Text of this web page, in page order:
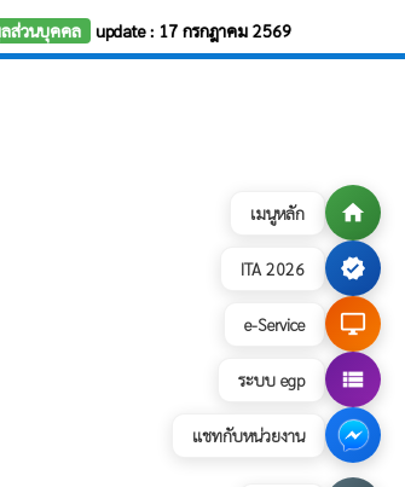
เมนูหลัก home
ITA 2026 verified
e-Service desktop_windows
ระบบ egp view_list
แชทกับหน่วยงาน
ลส่วนบุคคล update : 17 กรกฎาคม 2569